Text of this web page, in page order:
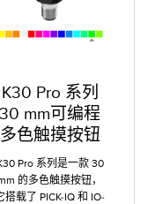
K30 Pro 系列
30 mm可编程
多色触摸按钮
Pro 系列是一款 30
的多色触摸按钮，
搭载了 PICK-IQ 和 IO-